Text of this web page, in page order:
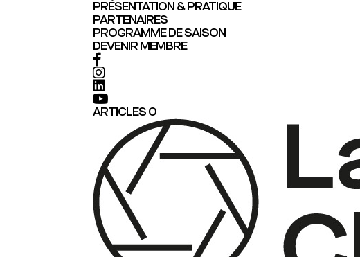
PRÉSENTATION & PRATIQUE
PARTENAIRES
PROGRAMME DE SAISON
DEVENIR MEMBRE
ARTICLES 0